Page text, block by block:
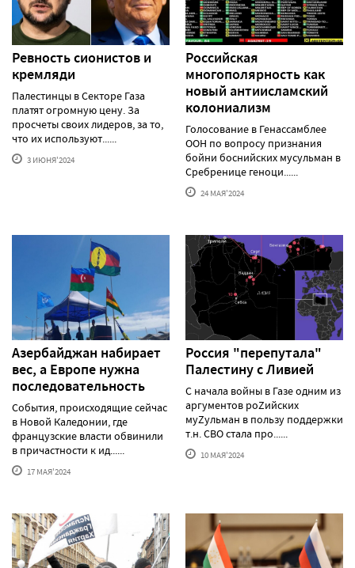
Ревность сионистов и
кремляди
Палестинцы в Секторе Газа
платят огромную цену. За
просчеты своих лидеров, за то,
что их используют......
3 ИЮНЯ'2024
Российская
многополярность как
новый антиисламский
колониализм
Голосование в Генассамблее
ООН по вопросу признания
бойни боснийских мусульман в
Сребренице геноци......
24 МАЯ'2024
Азербайджан набирает
вес, а Европе нужна
последовательность
События, происходящие сейчас
в Новой Каледонии, где
французские власти обвинили
в причастности к ид......
17 МАЯ'2024
Россия "перепутала"
Палестину с Ливией
С начала войны в Газе одним из
аргументов роZийских
муZульман в пользу поддержки
т.н. СВО стала про......
10 МАЯ'2024